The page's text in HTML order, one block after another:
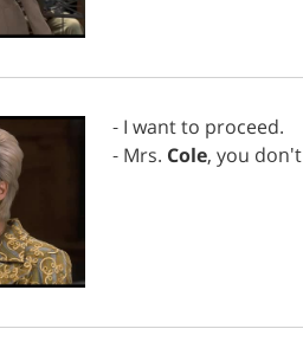
- I wantto proceed.
- Mrs. Cole, you don't